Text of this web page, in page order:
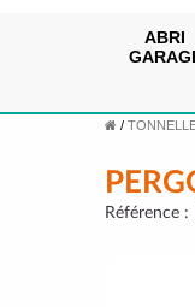
ABRI
/
Référence :